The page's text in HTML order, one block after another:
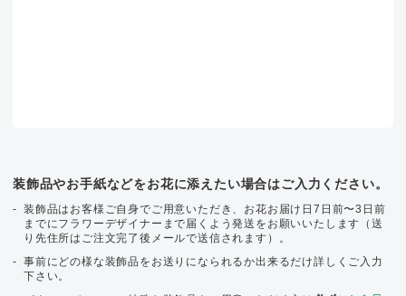
装飾品やお手紙などをお花に添えたい場合はご入力ください。
装飾品はお客様ご自身でご用意いただき、お花お届け日7日前〜3日前
までにフラワーデザイナーまで届くよう発送をお願いいたします（送
り先住所はご注文完了後メールで送信されます）。
事前にどの様な装飾品をお送りになられるか出来るだけ詳しくご入力
下さい。